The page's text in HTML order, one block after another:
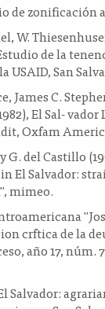
de zonificación
W.
de la
USAID, San
James C.
El Sal- vador
Oxfam
G. del Castillo
El Salvador:
mimeo.
crftica de la
año 17, núm.
Salvador: